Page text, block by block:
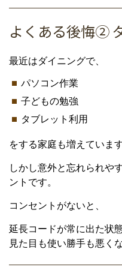
よくある後悔②
最近はダイニングで、
パソコン作業
子どもの勉強
タブレット利用
をする家庭も増えています
しかし意外と忘れられや
ントです。
コンセントがないと、
延長コードが常に出た状
見た目も使い勝手も悪く